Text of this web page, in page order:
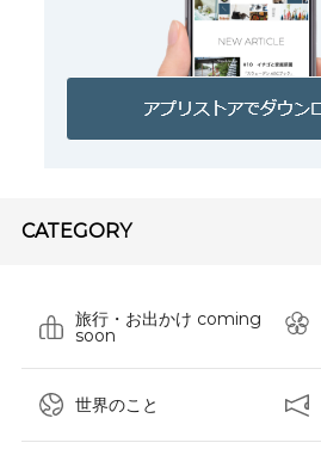
CATEGORY
旅行・お出かけ coming
soon
世界のこと